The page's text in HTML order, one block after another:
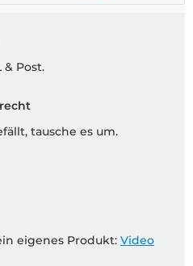
Post.
tausche es um.
eigenes Produkt: Video